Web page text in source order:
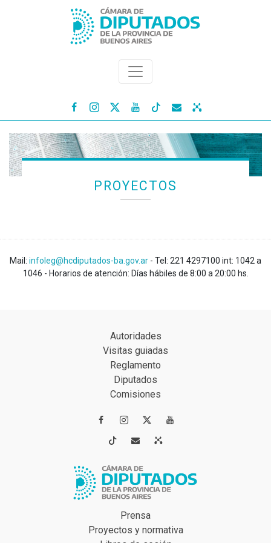
   
PROYECTOS
Mail: infoleg@hcdiputados-ba.gov.ar - Tel: 221 4297100 int: 1042 a
1046 - Horarios de atención: Días hábiles de 8:00 a 20:00 hs.
Autoridades
Visitas guiadas
Reglamento
Diputados
Comisiones
 
 
Prensa
Proyectos y normativa